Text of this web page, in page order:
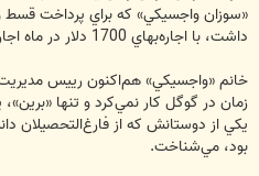
«سوزان واجسيكي» كه براي پرداخت قسط
داشت، با اجاره‌بهاي 1700 دلار در ماه اجاره كرد.
خانم «واجسيكي» هم‌اكنون رييس
زمان در گوگل كار نمي‌كرد و تنها
يكي از دوستانش كه از فارغ‌التحصيلان
بود، مي‌شناخت.